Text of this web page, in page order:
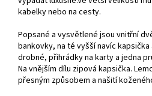
kabelky nebo na cesty.
Popsané a vysvětlené jsou vnitřní
bankovky, na té vyšší navíc
drobné, přihrádky na karty a jedna
Na vnějším dílu zipová kapsička.
přesným způsobem a našití